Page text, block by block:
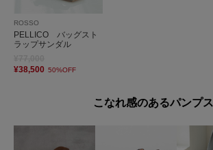
ROSSO
PELLICO バッグスト
ラップサンダル
¥38,500 50%OFF
こなれ感のあるパンプス